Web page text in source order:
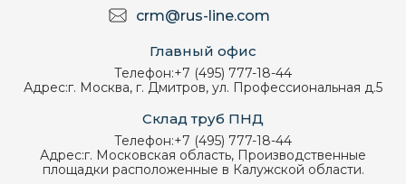
crm@rus-line.com
Главный офис
Телефон:+7 (495) 777-18-44
Адрес:г. Москва, г. Дмитров, ул. Профессиональная д.5
Склад труб ПНД
Телефон:+7 (495) 777-18-44
Адрес:г. Московская область, Производственные
площадки расположенные в Калужской области.